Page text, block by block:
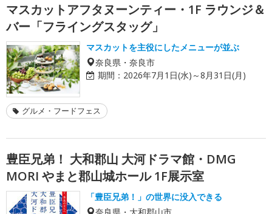
マスカットアフタヌーンティー・1F ラウンジ＆
バー「フライングスタッグ」
マスカットを主役にしたメニューが並ぶ
奈良県・奈良市
期間： 2026年7月1日(水)～8月31日(月)
グルメ・フードフェス
豊臣兄弟！ 大和郡山 大河ドラマ館・DMG
MORI やまと郡山城ホール 1F展示室
「豊臣兄弟！」の世界に没入できる
奈良県・大和郡山市